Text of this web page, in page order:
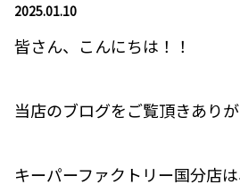
2025.01.10
皆さん、こんにちは！！
当店のブログをご覧頂きありが
キーパーファクトリー国分店